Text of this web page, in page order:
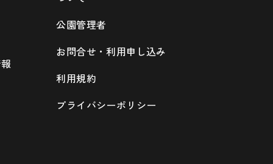
公園管理者
お問合せ・利用申し込み
利用規約
プライバシーポリシー